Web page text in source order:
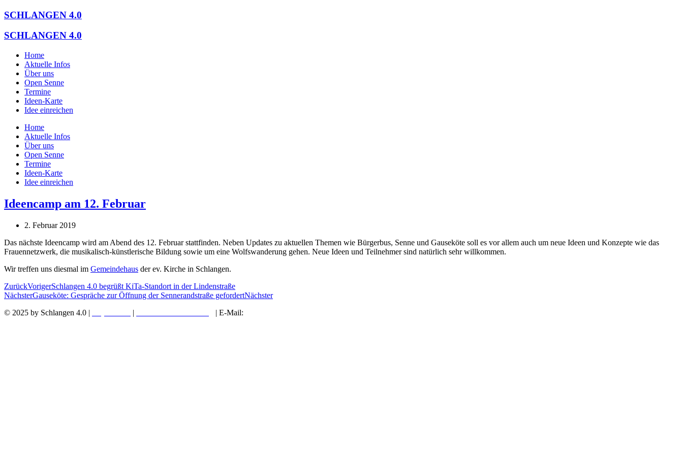
Zum
springen
SCHLANGEN 4.0
SCHLANGEN 4.0
Home
Aktuelle Infos
Über uns
Open Senne
Termine
Ideen-Karte
Idee einreichen
Home
Aktuelle Infos
Über uns
Open Senne
Termine
Ideen-Karte
Idee einreichen
Ideencamp am 12. Februar
2. Februar 2019
Das nächste Ideencamp wird am Abend des 12. Februar stattfinden. Neben Updates zu aktuellen Themen wie Bürgerbus, Senne und Gauseköte soll es vor allem auch um neue Ideen und Konzepte wie das
Frauennetzwerk, die musikalisch-künstlerische Bildung sowie um eine Wolfswanderung gehen. Neue Ideen und Teilnehmer sind natürlich sehr willkommen.
Wir treffen uns diesmal im Gemeindehaus der ev. Kirche in Schlangen.
ZurückVorigerSchlangen 4.0 begrüßt KiTa-Standort in der Lindenstraße
NächsterGauseköte: Gespräche zur Öffnung der Sennerandstraße gefordertNächster
© 2025 by Schlangen 4.0 |
| | E-Mail: